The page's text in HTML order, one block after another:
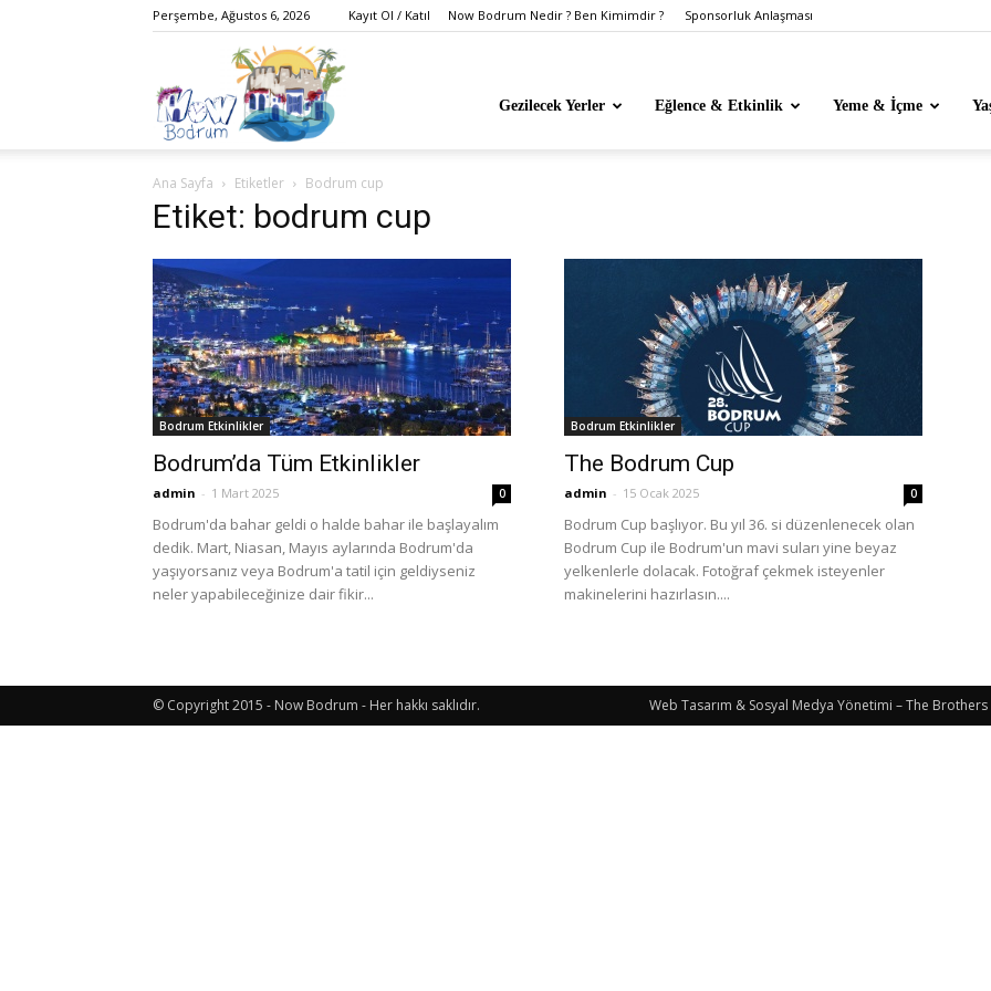
Perşembe, Ağustos 6, 2026 Kayıt Ol / Katıl Now Bodrum Nedir ? Ben Kimimdir ? Sponsorluk Anlaşması
Gezi,
Yaşam,
Eğlence,
Etkinlik
Gezilecek Yerler Eğlence & Etkinlik Yeme & İçme
Ana Sayfa Etiketler Bodrum cup
Etiket: bodrum cup
Bodrum Etkinlikler
Bodrum’da Tüm Etkinlikler
admin - 1 Mart 2025 0
Bodrum'da bahar geldi o halde bahar ile başlayalım
dedik. Mart, Niasan, Mayıs aylarında Bodrum'da
yaşıyorsanız veya Bodrum'a tatil için geldiyseniz
neler yapabileceğinize dair fikir...
Bodrum Etkinlikler
The Bodrum Cup
admin - 15 Ocak 2025 0
Bodrum Cup başlıyor. Bu yıl 36. si düzenlenecek olan
Bodrum Cup ile Bodrum'un mavi suları yine beyaz
yelkenlerle dolacak. Fotoğraf çekmek isteyenler
makinelerini hazırlasın....
Web Tasarım & Sosyal Medya Yönetimi – The
© Copyright 2015 - Now Bodrum - Her hakkı saklıdır.